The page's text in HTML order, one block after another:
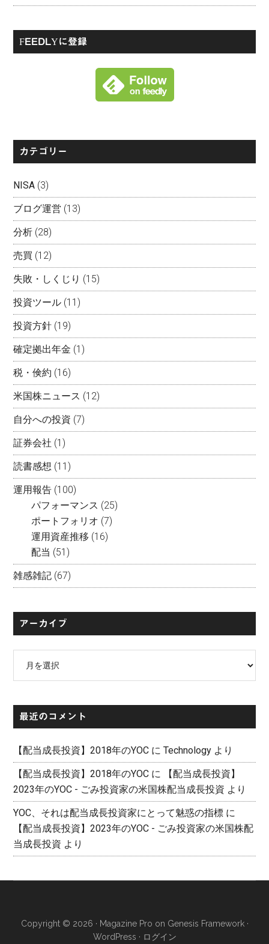
FEEDLYに登録
カテゴリー
NISA (3)
ブログ運営 (13)
分析 (28)
売買 (12)
失敗・しくじり (15)
投資ツール (11)
投資方針 (19)
確定拠出年金 (1)
税・倹約 (16)
米国株ニュース (12)
自分への投資 (7)
証券会社 (1)
読書感想 (11)
運用報告 (100)
パフォーマンス (25)
ポートフォリオ (7)
運用資産推移 (16)
配当 (51)
雑感雑記 (67)
アーカイブ
イ
ブ最近のコメント
【配当成長投資】2018年のYOC にTechnology より
【配当成長投資】2018年のYOC に
【配当成長投資】
2023年のYOC - ごみ投資家の米国株配当成長投資 より
YOC、それは配当成長投資家にとって魅惑の指標 に
【配当成長投資】2023年のYOC - ごみ投資家の米国株配
当成長投資 より
Copyright © 2026 · Magazine Pro on Genesis Framework·
WordPress · ログイン